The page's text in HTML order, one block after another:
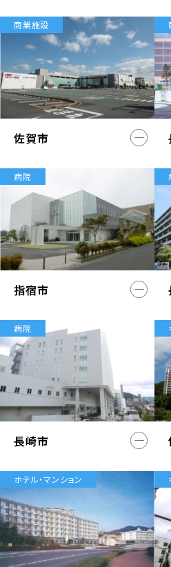
商業施設
佐賀市
病院
指宿市
病院
長崎市
ホテル・マンション